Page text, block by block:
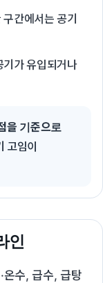
간에서는 공기
기가 유입되거나
을 기준으로
고임이
인
온수, 급수, 급탕